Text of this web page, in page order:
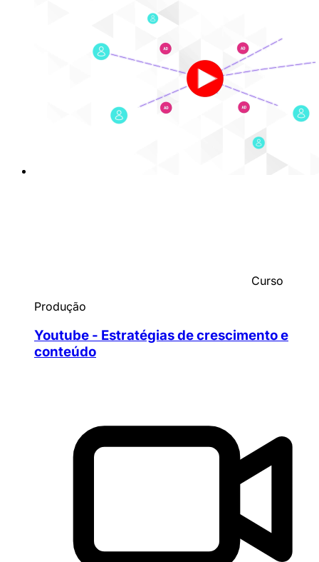
Curso
Produção
Youtube - Estratégias de crescimento e
conteúdo